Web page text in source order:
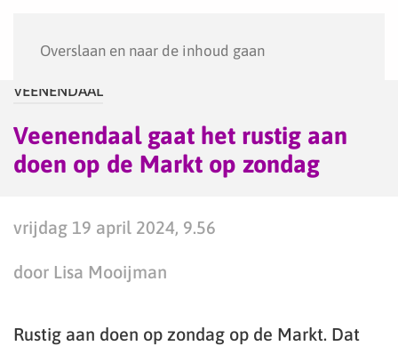
Overslaan en naar de inhoud gaan
VEENENDAAL
Veenendaal gaat het rustig aan
doen op de Markt op zondag
vrijdag 19 april 2024, 9.56
door Lisa Mooijman
Rustig aan doen op zondag op de Markt. Dat